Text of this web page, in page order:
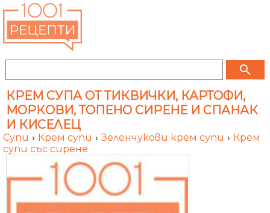
search
КРЕМ СУПА ОТ ТИКВИЧКИ, КАРТОФИ,
МОРКОВИ, ТОПЕНО СИРЕНЕ И СПАНАК
И КИСЕЛЕЦ
Супи › Крем супи › Зеленчукови крем супи › Крем
супи със сирене